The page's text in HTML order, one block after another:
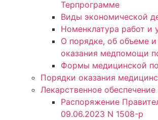
Терпрограмме
Виды экономической
Номенклатура работ и
О порядке, об объеме и
оказания медпомощи
Формы медицинской
Порядки оказания
Лекарственное обеспечение
Распоряжение
09.06.2023 N 1508-р